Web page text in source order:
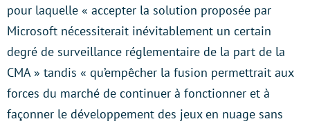
pour laquelle « accepter la solution proposée par
Microsoft nécessiterait inévitablement un certain
degré de surveillance réglementaire de la part de la
CMA » tandis « qu’empêcher la fusion permettrait aux
forces du marché de continuer à fonctionner et à
façonner le développement des jeux en nuage sans